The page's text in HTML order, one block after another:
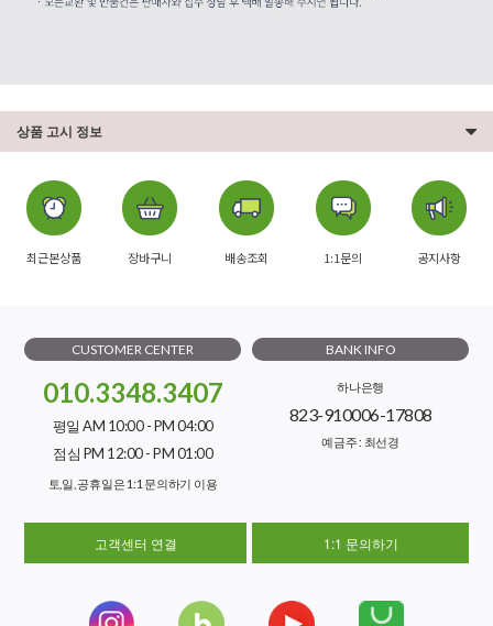
상품 고시 정보
최근본상품 장바구니 배송조회 1:1문의 공지사항
CUSTOMER CENTER
010.3348.3407
평일 AM 10:00 - PM 04:00
점심 PM 12:00 - PM 01:00
토,일, 공휴일은 1:1 문의하기 이용
BANK INFO
하나은행
823-910006-17808
예금주 : 최선경
고객센터 연결 1:1 문의하기